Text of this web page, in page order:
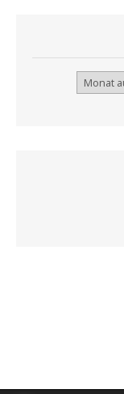
Archiv